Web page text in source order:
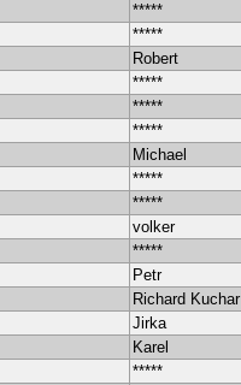
*****
*****
Robert
*****
*****
*****
Michael
*****
*****
volker
*****
Petr
Richard Kuchar
Jirka
Karel
*****